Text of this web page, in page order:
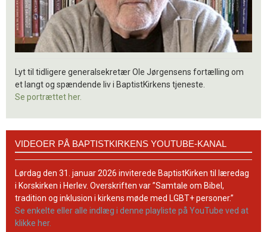
Lyt til tidligere generalsekretær Ole Jørgensens fortælling om
et langt og spændende liv i BaptistKirkens tjeneste.
Se portrættet her.
BaptistKirkens
YouTube-
kanal
VIDEOER PÅ BAPTISTKIRKENS YOUTUBE-KANAL
Lørdag den 31. januar 2026 inviterede BaptistKirken til læredag
i Korskirken i Herlev. Overskriften var ”Samtale om Bibel,
tradition og inklusion i kirkens møde med LGBT+ personer.”
Se enkelte eller alle indlæg i denne playliste på YouTube ved at
klikke her.